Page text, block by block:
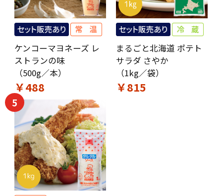
ケンコーマヨネーズ レ
ストランの味
（500g／本）
￥488
まるごと北海道 ポテト
サラダ さやか
（1kg／袋）
￥815
5